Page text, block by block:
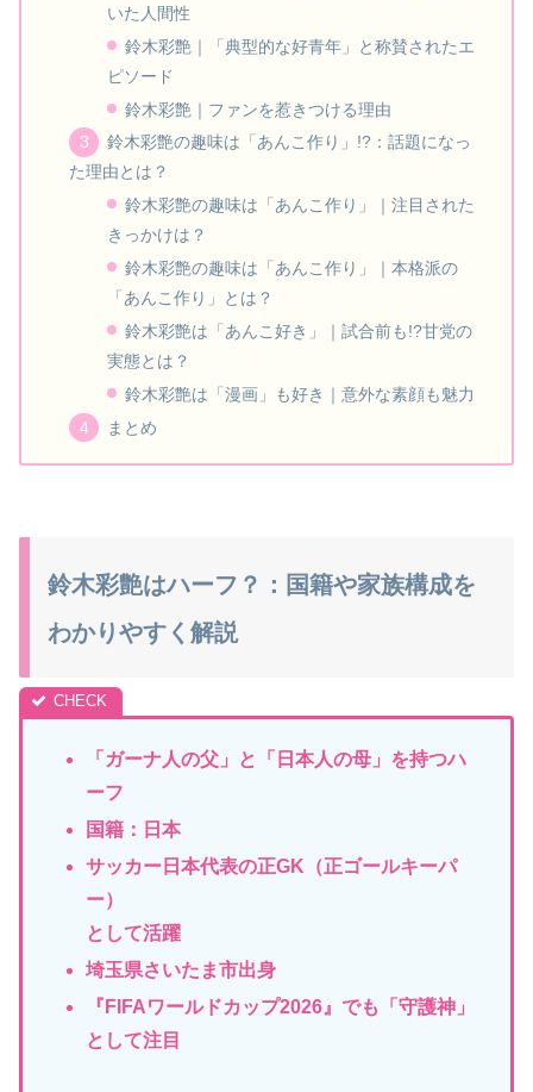
いた人間性
鈴木彩艶｜「典型的な好青年」と称賛されたエ
ピソード
鈴木彩艶｜ファンを惹きつける理由
鈴木彩艶の趣味は「あんこ作り」!?：話題になっ
た理由とは？
鈴木彩艶の趣味は「あんこ作り」｜注目された
きっかけは？
鈴木彩艶の趣味は「あんこ作り」｜本格派の
「あんこ作り」とは？
鈴木彩艶は「あんこ好き」｜試合前も!?甘党の
実態とは？
鈴木彩艶は「漫画」も好き｜意外な素顔も魅力
まとめ
鈴木彩艶はハーフ？：国籍や家族構成を
わかりやすく解説
「ガーナ人の父 」と「日本人の母」を持つハ
ーフ
国籍：日本
サッカー日本代表の正GK（正ゴールキーパ
ー）
として活躍
埼玉県さいたま市出身
『FIFAワールドカップ2026』でも「守護神」
として注目